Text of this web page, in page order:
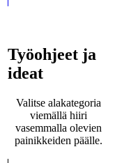
Työohjeet ja
ideat
Valitse alakategoria
viemällä hiiri
vasemmalla olevien
painikkeiden päälle.